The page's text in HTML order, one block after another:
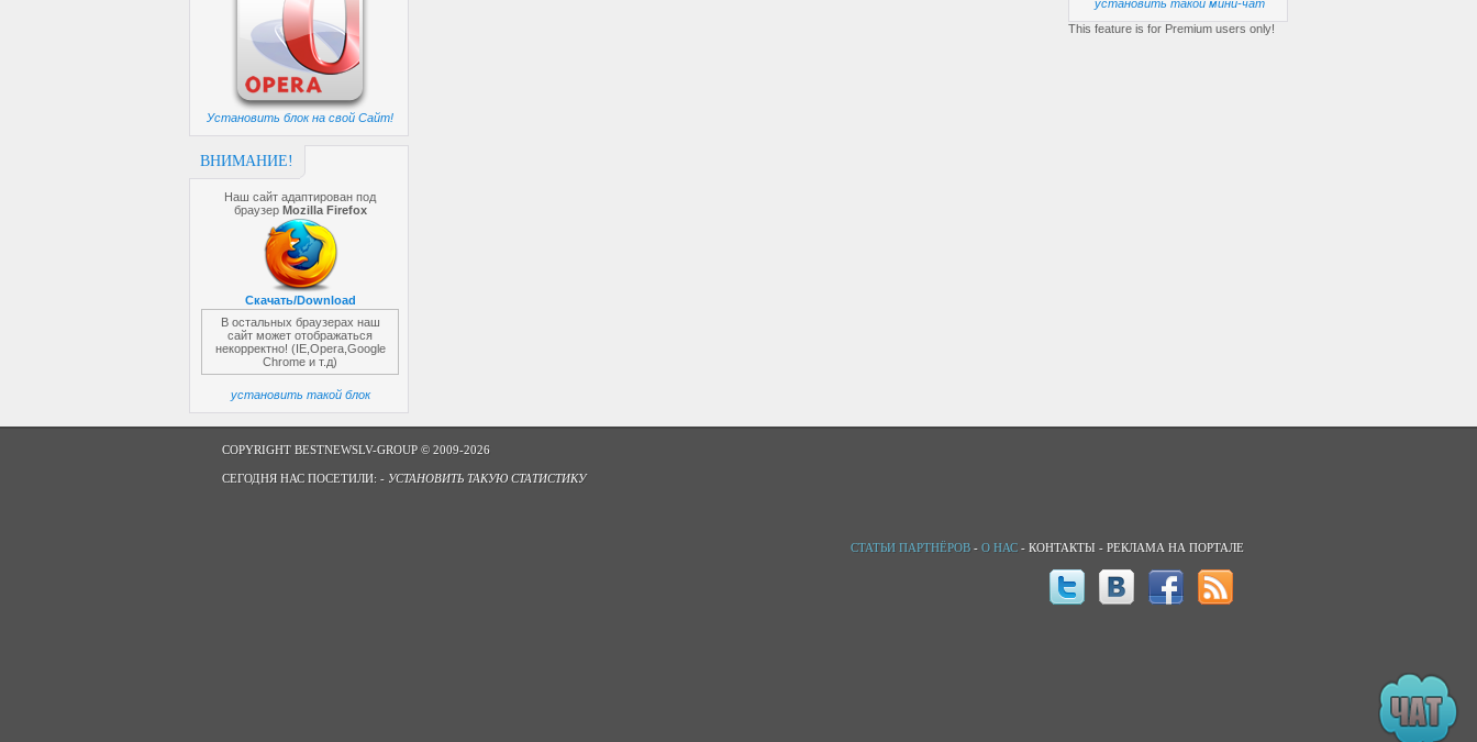
Установить блок на свой Сайт!
ВНИМАНИЕ!
Наш сайт адаптирован под
браузер Mozilla Firefox
Скачать/Download
В остальных браузерах наш
сайт может отображаться
некорректно! (IE,Opera,Google
Chrome и т.д)
установить такой блок
установить такой мини-чат
This feature is for Premium users only!
COPYRIGHT BESTNEWSLV-GROUP © 2009-2026
СЕГОДНЯ НАС ПОСЕТИЛИ: - УСТАНОВИТЬ ТАКУЮ СТАТИСТИКУ
СТАТЬИ ПАРТНЁРОВ - О НАС - КОНТАКТЫ - РЕКЛАМА НА ПОРТАЛЕ